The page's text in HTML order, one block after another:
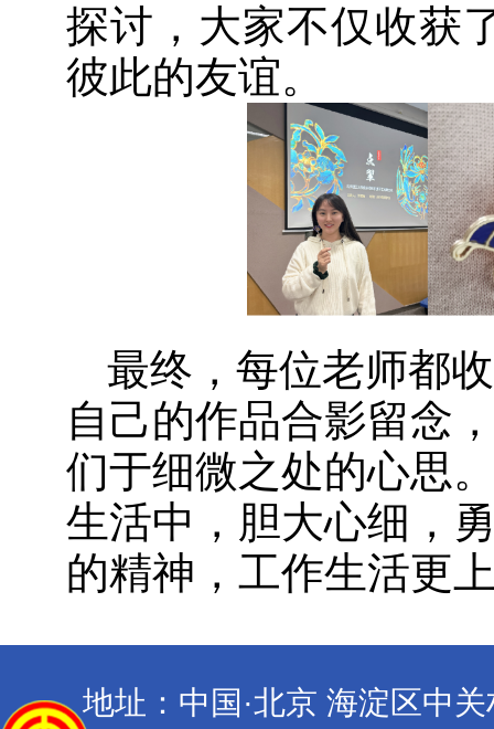
探讨，大家不仅收获
彼此的友谊。
最终，每位老师都
自己的作品合影留念
们于细微之处的心思
生活中，胆大心细，
的精神，工作生活更
地址：中国·北京 海淀区中